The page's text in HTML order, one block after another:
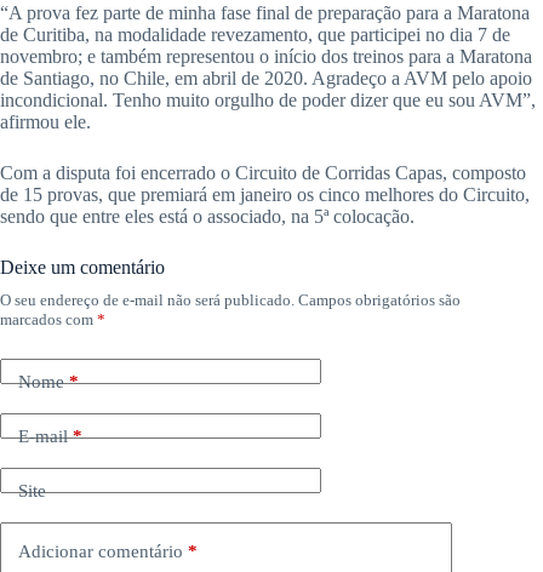
“A prova fez parte de minha fase final de preparação para a Maratona
de Curitiba, na modalidade revezamento, que participei no dia 7 de
novembro; e também representou o início dos treinos para a Maratona
de Santiago, no Chile, em abril de 2020. Agradeço a AVM pelo apoio
incondicional. Tenho muito orgulho de poder dizer que eu sou AVM”,
afirmou ele.
Com a disputa foi encerrado o Circuito de Corridas Capas, composto
de 15 provas, que premiará em janeiro os cinco melhores do Circuito,
sendo que entre eles está o associado, na 5ª colocação.
Deixe um comentário
O seu endereço de e-mail não será publicado. Campos obrigatórios são
marcados com *
Nome*
E-mail*
Site
Adicionar comentário *